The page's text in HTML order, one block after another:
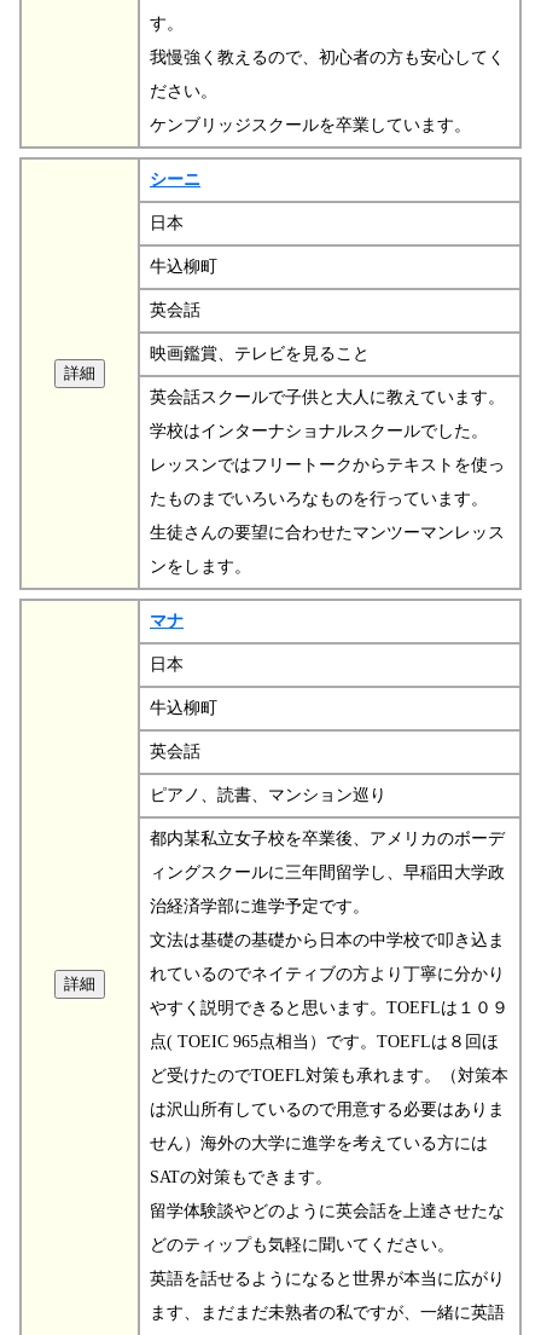
す。
我慢強く教えるので、初心者の方も安心してく
ださい。
ケンブリッジスクールを卒業しています。
シーニ
日本
牛込柳町
英会話
映画鑑賞、テレビを見ること
英会話スクールで子供と大人に教えています。
学校はインターナショナルスクールでした。
レッスンではフリートークからテキストを使っ
たものまでいろいろなものを行っています。
生徒さんの要望に合わせたマンツーマンレッス
ンをします。
マナ
日本
牛込柳町
英会話
ピアノ、読書、マンション巡り
都内某私立女子校を卒業後、アメリカのボーデ
ィングスクールに三年間留学し、早稲田大学政
治経済学部に進学予定です。
文法は基礎の基礎から日本の中学校で叩き込ま
れているのでネイティブの方より丁寧に分かり
やすく説明できると思います。TOEFLは１０９
点( TOEIC 965点相当）です。TOEFLは８回ほ
ど受けたのでTOEFL対策も承れます。（対策本
は沢山所有しているので用意する必要はありま
せん）海外の大学に進学を考えている方には
SATの対策もできます。
留学体験談やどのように英会話を上達させたな
どのティップも気軽に聞いてください。
英語を話せるようになると世界が本当に広がり
ます、まだまだ未熟者の私ですが、一緒に英語